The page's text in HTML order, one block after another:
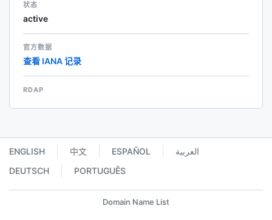
状态
active
官方数据
查看 IANA 记录
RDAP
ENGLISH 中文 ESPAÑOL
العربية
DEUTSCH
PORTUGUÊS
Domain Name List